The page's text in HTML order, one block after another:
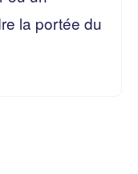
la portée du